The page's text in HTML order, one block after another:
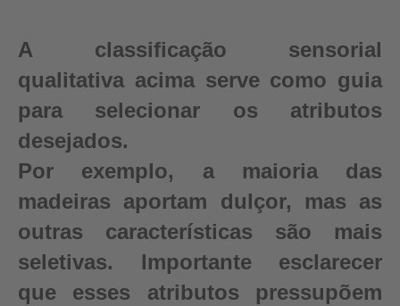
A classificação sensorial
qualitativa acima serve como guia
para selecionar os atributos
desejados.
Por exemplo, a maioria das
madeiras aportam dulçor, mas as
outras características são mais
seletivas. Importante esclarecer
que esses atributos pressupõem